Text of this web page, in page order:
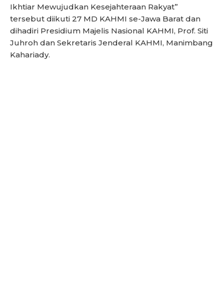
Ikhtiar Mewujudkan Kesejahteraan Rakyat”
tersebut diikuti 27 MD KAHMI se-Jawa Barat dan
dihadiri Presidium Majelis Nasional KAHMI, Prof. Siti
Juhroh dan Sekretaris Jenderal KAHMI, Manimbang
Kahariady.